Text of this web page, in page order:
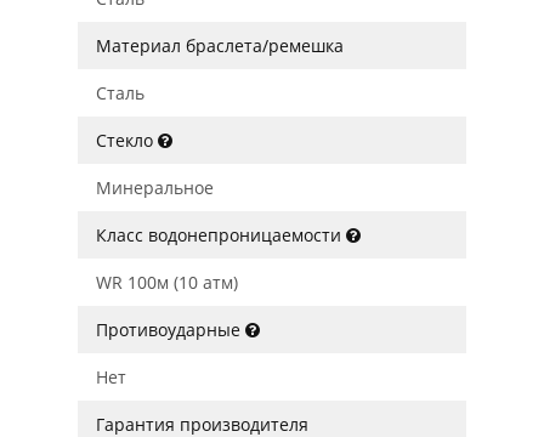
Материал браслета/ремешка
Сталь
Стекло
Минеральное
Класс водонепроницаемости
WR 100м (10 атм)
Противоударные
Нет
Гарантия производителя